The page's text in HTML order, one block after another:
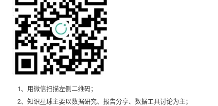
1、用微信扫描左侧二维码；
2、知识星球主要以数据研究、报告分享、数据工具讨论为主；